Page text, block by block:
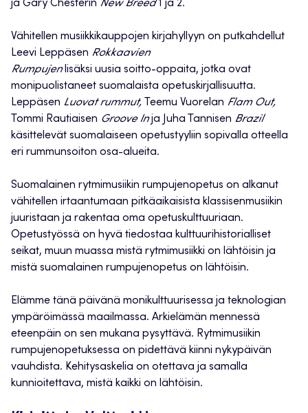
ja Gary Chesterin New Breed1 ja 2.
Vähitellen musiikkikauppojen kirjahyllyyn on putkahdellut
Leevi Leppäsen Rokkaavien
Rumpujenlisäksi uusia soitto-oppaita, jotka ovat
monipuolistaneet suomalaista opetuskirjallisuutta.
Leppäsen Luovat rummut, Teemu Vuorelan Flam Out,
Tommi Rautiaisen Groove Inja Juha Tannisen Brazil
käsittelevät suomalaiseen opetustyyliin sopivalla otteella
eri rummunsoiton osa-alueita.
Suomalainen rytmimusiikin rumpujenopetus on alkanut
vähitellen irtaantumaan pitkäaikaisista klassisenmusiikin
juuristaan ja rakentaa oma opetuskulttuuriaan.
Opetustyössä on hyvä tiedostaa kulttuurihistorialliset
seikat, muun muassa mistä rytmimusiikki on lähtöisin ja
mistä suomalainen rumpujenopetus on lähtöisin.
Elämme tänä päivänä monikulttuurisessa ja teknologian
ympäröimässä maailmassa. Arkielämän mennessä
eteenpäin on sen mukana pysyttävä. Rytmimusiikin
rumpujenopetuksessa on pidettävä kiinni nykypäivän
vauhdista. Kehitysaskelia on otettava ja samalla
kunnioitettava, mistä kaikki on lähtöisin.